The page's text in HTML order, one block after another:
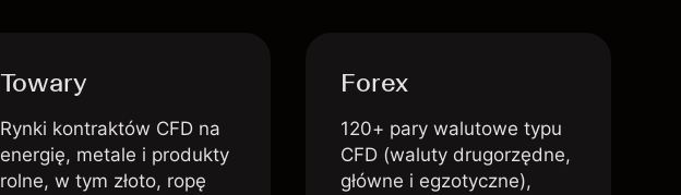
Towary
Rynki kontraktów CFD na
energię, metale i produkty
rolne, w tym złoto, ropę
Forex
120+ pary walutowe typu
CFD (waluty drugorzędne,
główne i egzotyczne),